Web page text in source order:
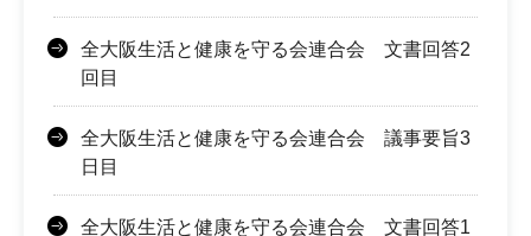
全大阪生活と健康を守る会連合会 文書回答2
回目
全大阪生活と健康を守る会連合会 議事要旨3
日目
全大阪生活と健康を守る会連合会 文書回答1